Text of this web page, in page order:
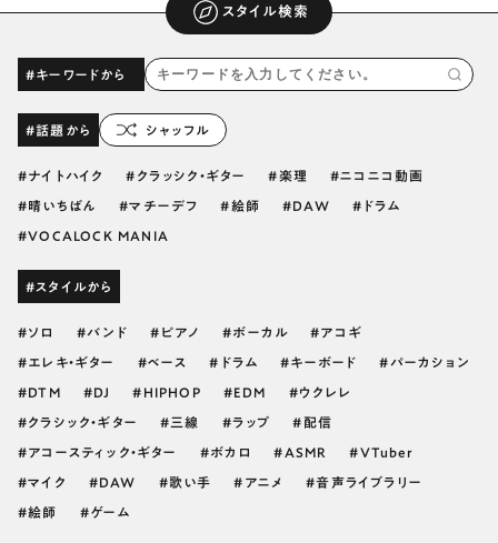
スタイル検索
#キーワードから
#話題から シャッフル
ナイトハイク クラッシク・ギター 楽理 ニコニコ動画
晴いちばん マチーデフ 絵師 DAW ドラム
VOCALOCK MANIA
#スタイルから
ソロ バンド ピアノ ボーカル アコギ
エレキ・ギター ベース ドラム キーボード パーカション
DTM DJ HIPHOP EDM ウクレレ
クラシック・ギター 三線 ラップ 配信
アコースティック・ギター ボカロ ASMR VTuber
マイク DAW 歌い手 アニメ 音声ライブラリー
絵師 ゲーム